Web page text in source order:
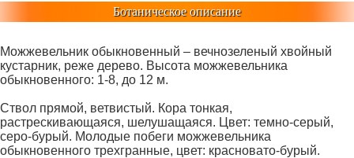
Ботаническое описание
Можжевельник обыкновенный – вечнозеленый хвойный
кустарник, реже дерево. Высота можжевельника
обыкновенного: 1-8, до 12 м.
Ствол прямой, ветвистый. Кора тонкая,
растрескивающаяся, шелушащаяся. Цвет: темно-серый,
серо-бурый. Молодые побеги можжевельника
обыкновенного трехгранные, цвет: красновато-бурый.